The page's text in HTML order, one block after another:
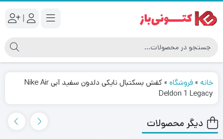
|
خانه »فروشگاه »
کفش بسکتبال نایکی دلدون سفید آبی Nike Air
Deldon 1 Legacy
دیگر محصولات